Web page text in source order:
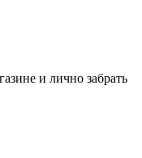
и лично забрать